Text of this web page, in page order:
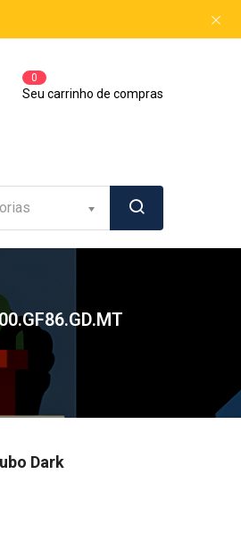
Seu carrinho de compras
0
Dark